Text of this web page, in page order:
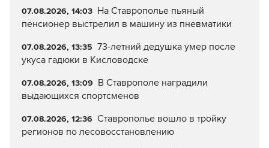
07.08.2026, 14:03 На Ставрополье пьяный
пенсионер выстрелил в машину из пневматики
07.08.2026, 13:35 73-летний дедушка умер после
укуса гадюки в Кисловодске
07.08.2026, 13:09 В Ставрополе наградили
выдающихся спортсменов
07.08.2026, 12:36 Ставрополье вошло в тройку
регионов по лесовосстановлению